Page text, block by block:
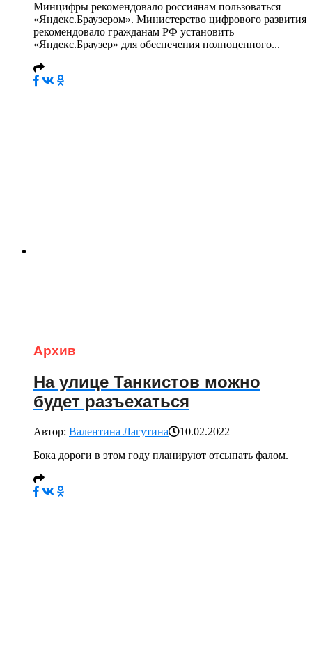
Минцифры рекомендовало россиянам пользоваться
«Яндекс.Браузером». Министерство цифрового развития
рекомендовало гражданам РФ установить
«Яндекс.Браузер» для обеспечения полноценного...
Архив
На улице Танкистов можно
будет разъехаться
Автор: Валентина Лагутина
10.02.2022
Бока дороги в этом году планируют отсыпать фалом.